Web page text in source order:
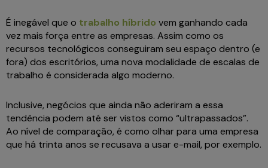
É inegável que o trabalho híbrido vem ganhando cada
vez mais força entre as empresas. Assim como os
recursos tecnológicos conseguiram seu espaço dentro (e
fora) dos escritórios, uma nova modalidade de escalas de
trabalho é considerada algo moderno.
Inclusive, negócios que ainda não aderiram a essa
tendência podem até ser vistos como “ultrapassados”.
Ao nível de comparação, é como olhar para uma empresa
que há trinta anos se recusava a usar e-mail, por exemplo.